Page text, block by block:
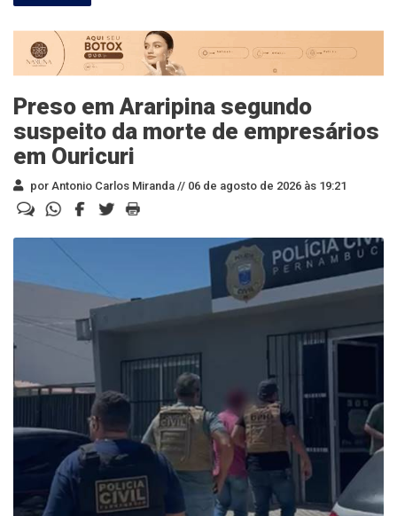
Preso em Araripina segundo
suspeito da morte de empresários
em Ouricuri
por Antonio Carlos Miranda // 06 de agosto de 2026 às 19:21